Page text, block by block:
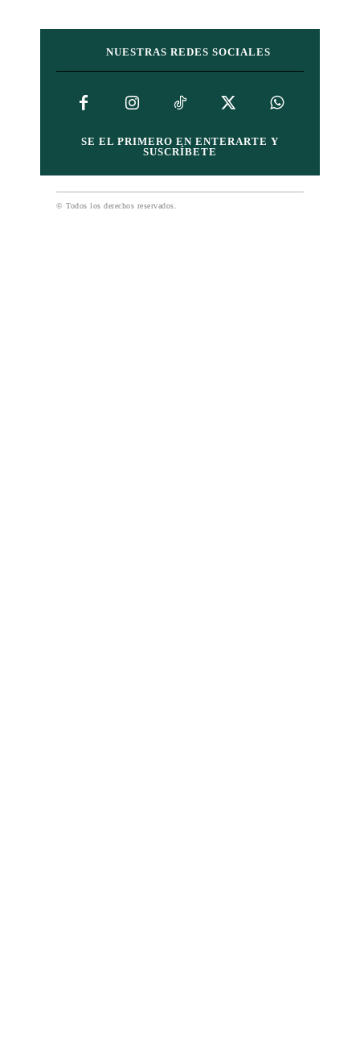
NUESTRAS REDES SOCIALES
SE EL PRIMERO EN ENTERARTE Y
SUSCRÍBETE
© Todos los derechos reservados.